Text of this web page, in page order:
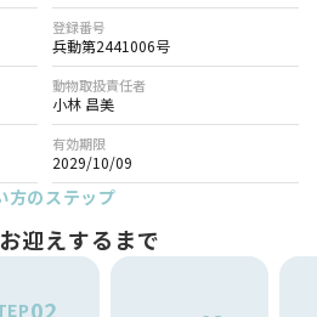
登録番号
兵動第2441006号
動物取扱責任者
小林 昌美
有効期限
2029/10/09
方のステップ
迎えするまで
02